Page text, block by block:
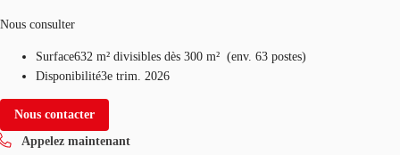
Nous consulter
Surface632 m² divisibles dès 300 m² (env. 63 postes)
Disponibilité3e trim. 2026
Nous contacter
Appelez maintenant